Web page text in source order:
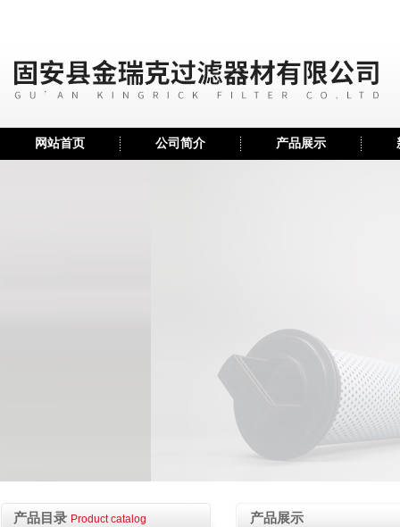
网站首页 公司简介 产品展示
产品目录 Product catalog 产品展示